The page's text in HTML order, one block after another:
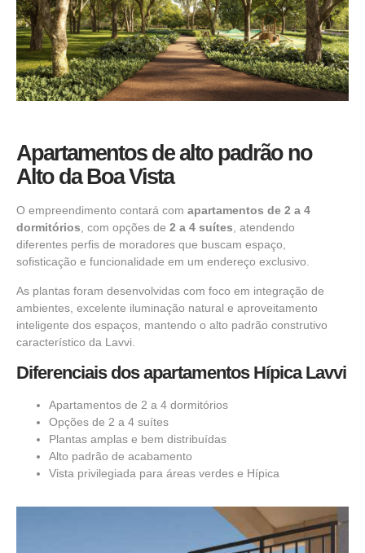
Apartamentos de alto padrão no
Alto da Boa Vista
O empreendimento contará com apartamentos de 2 a 4
dormitórios, com opções de 2 a 4 suítes, atendendo
diferentes perfis de moradores que buscam espaço,
sofisticação e funcionalidade em um endereço exclusivo.
As plantas foram desenvolvidas com foco em integração de
ambientes, excelente iluminação natural e aproveitamento
inteligente dos espaços, mantendo o alto padrão construtivo
característico da Lavvi.
Diferenciais dos apartamentos Hípica Lavvi
Apartamentos de 2 a 4 dormitórios
Opções de 2 a 4 suítes
Plantas amplas e bem distribuídas
Alto padrão de acabamento
Vista privilegiada para áreas verdes e Hípica